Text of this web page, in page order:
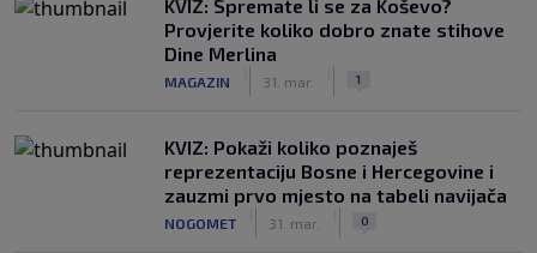
KVIZ: Spremate li se za Koševo?
Provjerite koliko dobro znate stihove
Dine Merlina
MAGAZIN 31. mar. 1
KVIZ: Pokaži koliko poznaješ
reprezentaciju Bosne i Hercegovine i
zauzmi prvo mjesto na tabeli navijača
NOGOMET 31. mar. 0